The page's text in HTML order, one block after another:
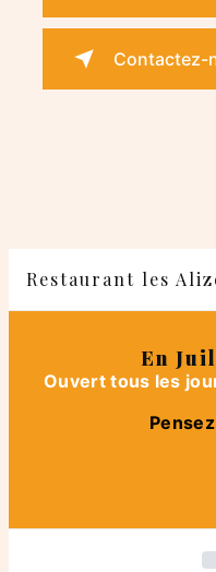
Restaurant les
En
Ouvert tous les
Contactez-